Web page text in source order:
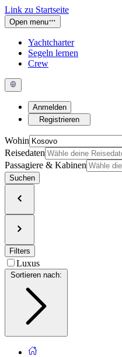
Link zu Startseite
Open menu
Yachtcharter
Segeln lernen
Crew
Anmelden
Registrieren
Wohin
Reisedaten
Passagiere & Kabinen
Suchen
Filters
Luxus
Sortieren nach